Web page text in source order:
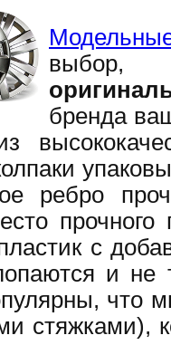
выбор,
бренда
ребро
с
и не
что
стяжками),